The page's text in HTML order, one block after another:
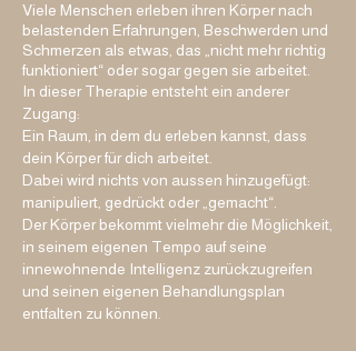
Viele Prozesse im Körper verändern sich
nicht, solange keine Sicherheit vorhanden ist.
Der Körper bleibt somit in einem Zustand, in
dem er eher schützt als reguliert.
Erst wenn Sicherheit entsteht, kann das
System sich auf Genesung ausrichten.
Nicht weil etwas von aussen gemacht wird,
sondern weil es von innen heraus, im Tempo
des eigenen Körpers und mit seinen
verfügbaren Ressourcen, möglich wird.
Viele Menschen erleben ihren Körper nach
belastenden Erfahrungen, Beschwerden und
Schmerzen als etwas, das „nicht mehr richtig
funktioniert“ oder sogar gegen sie arbeitet.
In dieser Therapie entsteht ein anderer
Zugang:
Ein Raum, in dem du erleben kannst, dass
dein Körper für dich arbeitet.
Dabei wird nichts von aussen hinzugefügt:
manipuliert, gedrückt oder „gemacht“.
Der Körper bekommt vielmehr die Möglichkeit,
in seinem eigenen Tempo auf seine
innewohnende Intelligenz zurückzugreifen
und seinen eigenen Behandlungsplan
entfalten zu können.